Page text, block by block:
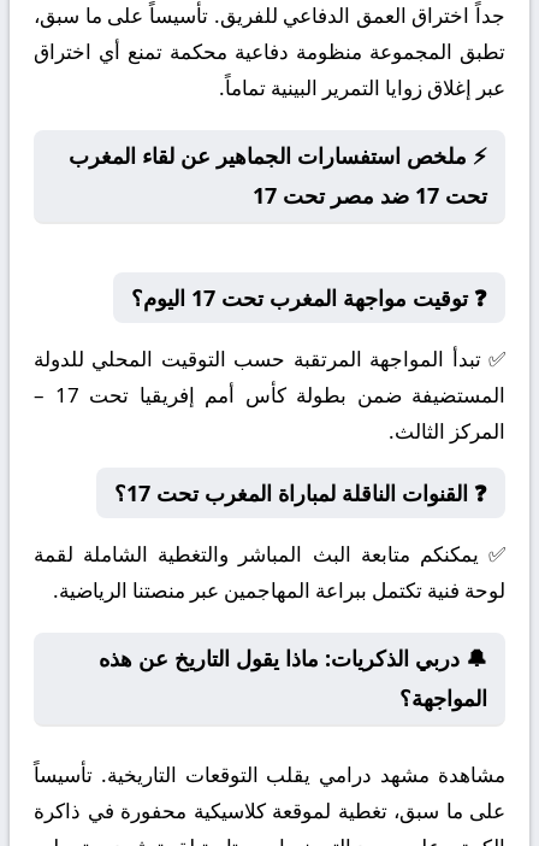
جداً اختراق العمق الدفاعي للفريق. تأسيساً على ما سبق،
تطبق المجموعة منظومة دفاعية محكمة تمنع أي اختراق
عبر إغلاق زوايا التمرير البينية تماماً.
⚡ ملخص استفسارات الجماهير عن لقاء المغرب
تحت 17 ضد مصر تحت 17
❓ توقيت مواجهة المغرب تحت 17 اليوم؟
✅ تبدأ المواجهة المرتقبة حسب التوقيت المحلي للدولة
المستضيفة ضمن بطولة كأس أمم إفريقيا تحت 17 –
المركز الثالث.
❓ القنوات الناقلة لمباراة المغرب تحت 17؟
✅ يمكنكم متابعة البث المباشر والتغطية الشاملة لقمة
لوحة فنية تكتمل ببراعة المهاجمين عبر منصتنا الرياضية.
🔔 دربي الذكريات: ماذا يقول التاريخ عن هذه
المواجهة؟
مشاهدة مشهد درامي يقلب التوقعات التاريخية. تأسيساً
على ما سبق، تغطية لموقعة كلاسيكية محفورة في ذاكرة